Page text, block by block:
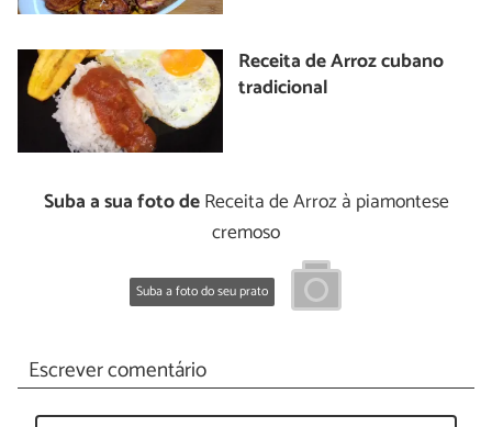
Receita de Arroz cubano
tradicional
Suba a sua foto deReceita de Arroz à piamontese
cremoso
Suba a foto do seu prato
Escrever comentário